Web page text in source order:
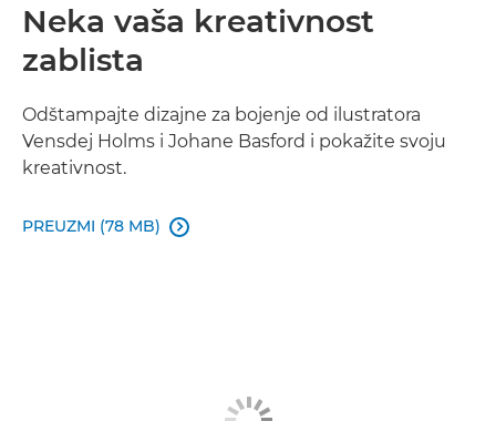
Neka vaša kreativnost
zablista
Odštampajte dizajne za bojenje od ilustratora
Vensdej Holms i Johane Basford i pokažite svoju
kreativnost.
PREUZMI (78 MB) 